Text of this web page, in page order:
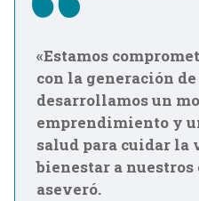
«Estamos
con la generación
desarrollamos un
emprendimiento y
salud para cuidar la
bienestar a nuestros
aseveró.